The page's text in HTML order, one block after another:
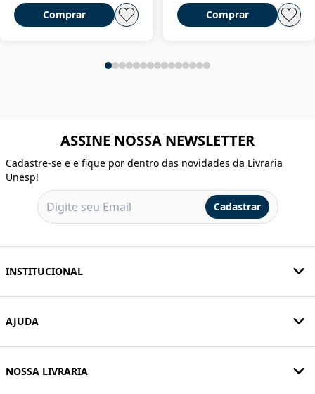
Comprar Comprar
ASSINE NOSSA NEWSLETTER
Cadastre-se e e fique por dentro das novidades da Livraria
Unesp!
Cadastrar
INSTITUCIONAL
AJUDA
NOSSA LIVRARIA